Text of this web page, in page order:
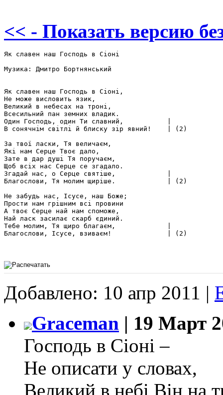
<< - Показать версию
Як славен наш Господь в Сіоні
Музика: Дмитро Бортнянський
Як славен наш Господь в Сіоні,
Не може висловить язик,
Великий в небесах на троні,
Всесильний пан земних владик.
Один Господь, один Ти славний,           |
В сонячнім світлі й блиску зір явний!    | (2)
За твої ласки, Тя величаєм,
Які нам Серце Твоє дало,
Зате в дар душі Тя поручаєм,
Щоб всіх нас Серце се згадало.
Згадай нас, о Серце святіше,             |
Благослови, Тя молим щиріше.             | (2)
Не забудь нас, Ісусе, наш Боже;
Прости нам грішним всі провини
А твоє Серце най нам споможе,
Най ласк засилає скарб єдиний.
Тебе молим, Тя щиро благаєм,             |
Благослови, Ісусе, взиваєм!              | (2)
Добавлено: 10 апр 2011 |
Graceman | 19 Март
Господь в Сіоні –
Не описати у словах,
Великий в небі Він на